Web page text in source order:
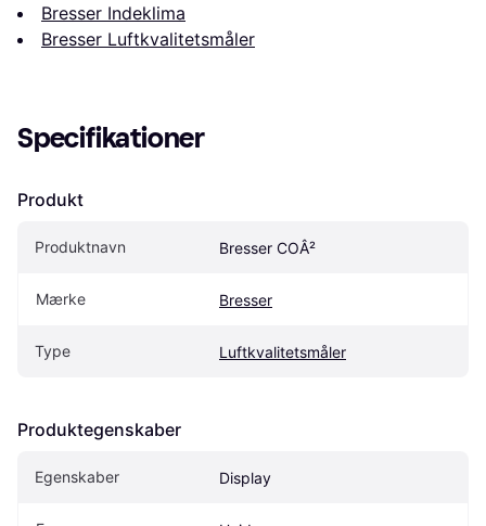
Bresser Indeklima
Bresser Luftkvalitetsmåler
Specifikationer
Produkt
Produktnavn Bresser COÂ²
Mærke Bresser
Type Luftkvalitetsmåler
Produktegenskaber
Egenskaber Display